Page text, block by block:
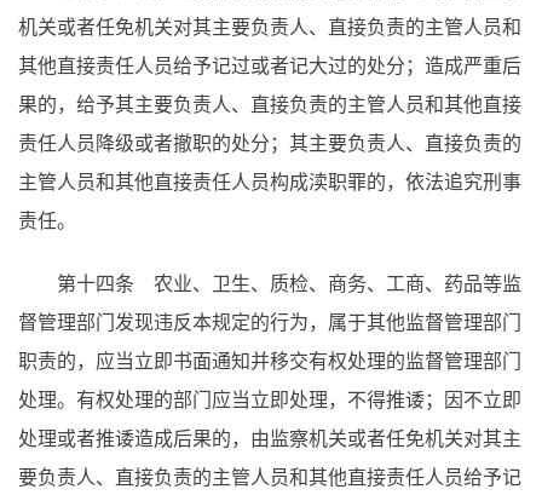
机关或者任免机关对其主要负责人、直接负责的主管人员和
其他直接责任人员给予记过或者记大过的处分；造成严重后
果的，给予其主要负责人、直接负责的主管人员和其他直接
责任人员降级或者撤职的处分；其主要负责人、直接负责的
主管人员和其他直接责任人员构成渎职罪的，依法追究刑事
责任。
第十四条 农业、卫生、质检、商务、工商、药品等监
督管理部门发现违反本规定的行为，属于其他监督管理部门
职责的，应当立即书面通知并移交有权处理的监督管理部门
处理。有权处理的部门应当立即处理，不得推诿；因不立即
处理或者推诿造成后果的，由监察机关或者任免机关对其主
要负责人、直接负责的主管人员和其他直接责任人员给予记